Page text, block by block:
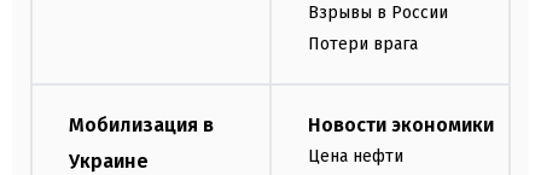
Взрывы в России
Потери врага
Мобилизация в
Украине
Новости экономики
Цена нефти